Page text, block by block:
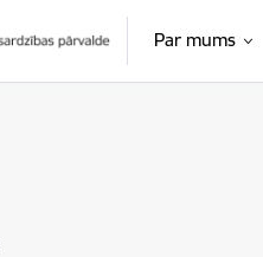
Par mums